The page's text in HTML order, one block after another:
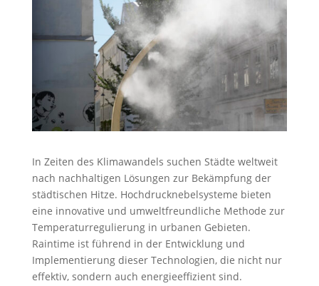
In Zeiten des Klimawandels suchen Städte weltweit
nach nachhaltigen Lösungen zur Bekämpfung der
städtischen Hitze. Hochdrucknebelsysteme bieten
eine innovative und umweltfreundliche Methode zur
Temperaturregulierung in urbanen Gebieten.
Raintime ist führend in der Entwicklung und
Implementierung dieser Technologien, die nicht nur
effektiv, sondern auch energieeffizient sind.